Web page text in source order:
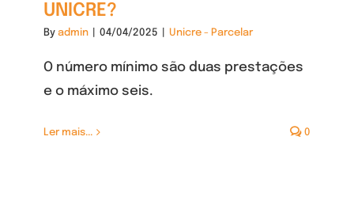
UNICRE?
By admin 04/04/2025 Unicre - Parcelar
O número mínimo são duas prestações
e o máximo seis.
Ler mais... 0